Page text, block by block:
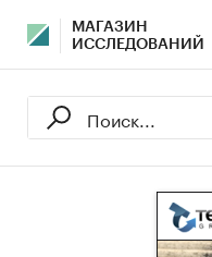
МАГАЗИН
ИССЛЕДОВАНИЙ